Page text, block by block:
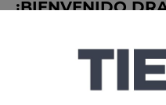
¡BIENVENIDO